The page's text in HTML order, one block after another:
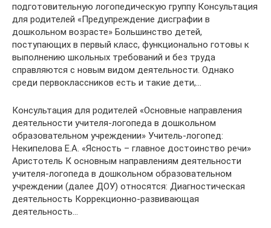
подготовительную логопедическую группу Консультация
для родителей «Предупреждение дисграфии в
дошкольном возрасте» Большинство детей,
поступающих в первый класс, функционально готовы к
выполнению школьных требований и без труда
справляются с новым видом деятельности. Однако
среди первоклассников есть и такие дети,…
Консультация для родителей «Основные направления
деятельности учителя-логопеда в дошкольном
образовательном учреждении» Учитель-логопед:
Некипелова Е.А. «Ясность – главное достоинство речи»
Аристотель К основным направлениям деятельности
учителя-логопеда в дошкольном образовательном
учреждении (далее ДОУ) относятся: Диагностическая
деятельность Коррекционно-развивающая
деятельность…